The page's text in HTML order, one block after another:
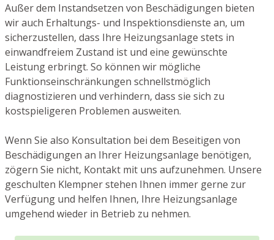
Außer dem Instandsetzen von Beschädigungen bieten
wir auch Erhaltungs- und Inspektionsdienste an, um
sicherzustellen, dass Ihre Heizungsanlage stets in
einwandfreiem Zustand ist und eine gewünschte
Leistung erbringt. So können wir mögliche
Funktionseinschränkungen schnellstmöglich
diagnostizieren und verhindern, dass sie sich zu
kostspieligeren Problemen ausweiten.
Wenn Sie also Konsultation bei dem Beseitigen von
Beschädigungen an Ihrer Heizungsanlage benötigen,
zögern Sie nicht, Kontakt mit uns aufzunehmen. Unsere
geschulten Klempner stehen Ihnen immer gerne zur
Verfügung und helfen Ihnen, Ihre Heizungsanlage
umgehend wieder in Betrieb zu nehmen.